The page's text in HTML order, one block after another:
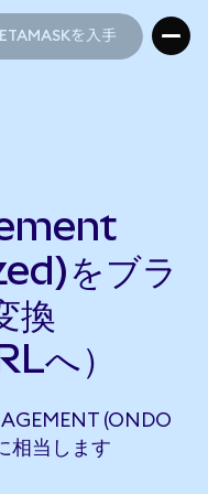
を入手
をブラ
換
へ）
(ONDO
相当します